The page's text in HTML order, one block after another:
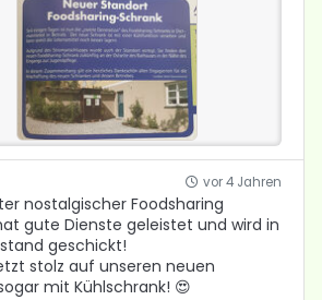
vor 4 Jahren
nostalgischer Foodsharing
gute Dienste geleistet und wird in
geschickt!
​stolz auf unseren neuen
mit Kühlschrank! 😍